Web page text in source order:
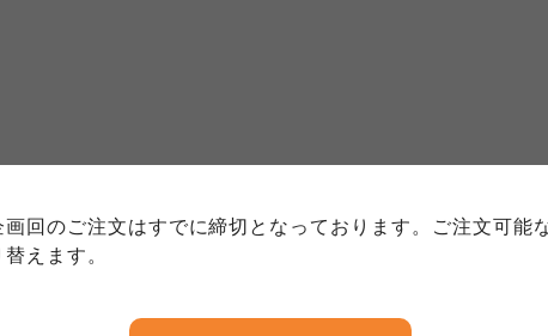
画回のご注文はすでに締切となっております。ご注文可能
えます。
利用ください。なお、クチコミ投稿については、利用約
の「個人情報保護方針」については各生協のボタンをクリ
表記について」については各生協のボタンをクリックして